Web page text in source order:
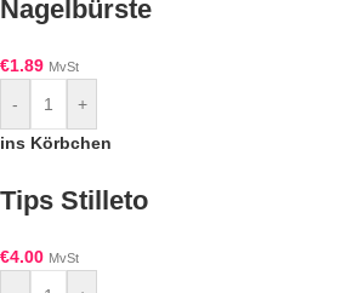
Nagelbürste
€1.89 MvSt
-
+
ins Körbchen
Tips Stilleto
€4.00 MvSt